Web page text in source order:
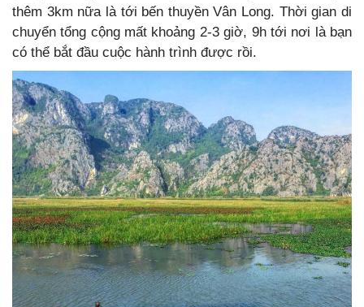
thêm 3km nữa là tới bến thuyền Vân Long. Thời gian di
chuyển tổng cộng mất khoảng 2-3 giờ, 9h tới nơi là bạn
có thể bắt đầu cuộc hành trình được rồi.